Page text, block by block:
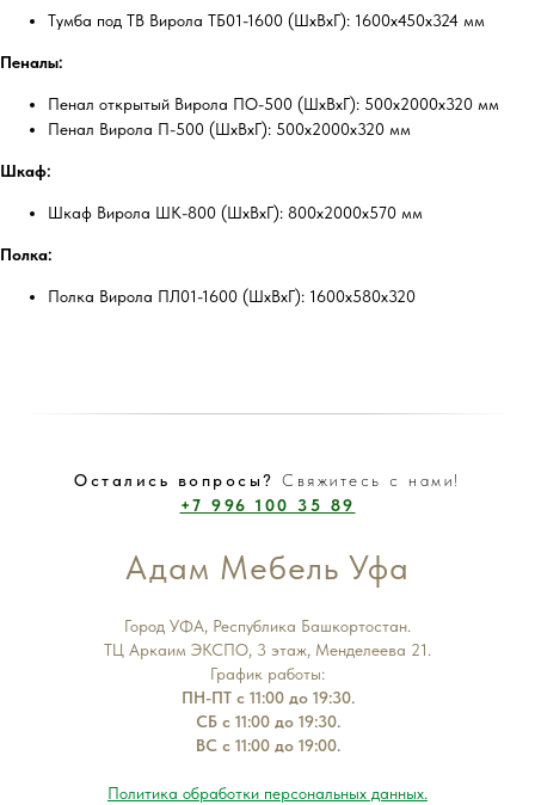
Тумба под ТВ Вирола ТБ01-1600 (ШхВхГ): 1600х450х324 мм
Пеналы:
Пенал открытый Вирола ПО-500 (ШхВхГ): 500х2000х320 мм
Пенал Вирола П-500 (ШхВхГ): 500х2000х320 мм
Шкаф:
Шкаф Вирола ШК-800 (ШхВхГ): 800х2000х570 мм
Полка:
Полка Вирола ПЛ01-1600 (ШхВхГ): 1600х580х320
Остались вопросы?Свяжитесь с нами!
+7 996 100 35 89
Адам Мебель Уфа
Город УФА, Республика Башкортостан.
ТЦ Аркаим ЭКСПО, 3 этаж, Менделеева 21.
График работы:
ПН-ПТ с 11:00 до 19:30.
СБ с 11:00 до 19:30.
ВС с 11:00 до 19:00.
Политика обработки персональных данных.